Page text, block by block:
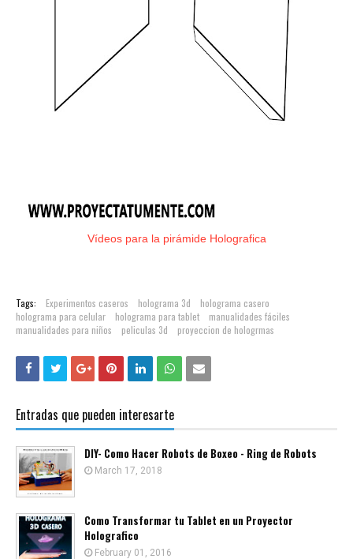
Vídeos para la pirámide Holografica
Tags: Experimentos caseros holograma 3d
holograma casero
holograma para celular
holograma para tablet
manualidades fáciles
manualidades para niños
peliculas 3d proyeccion de hologrmas
Entradas que pueden interesarte
DIY- Como Hacer Robots de Boxeo - Ring de Robots
March 17, 2018
Como Transformar tu Tablet en un Proyector
Holografico
February 01, 2016